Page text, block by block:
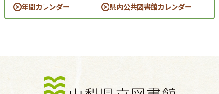
年間カレンダー
県内公共図書館カレンダー